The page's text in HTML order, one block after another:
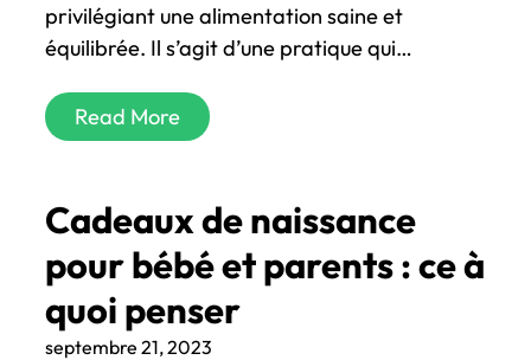
privilégiant une alimentation saine et
équilibrée. Il s’agit d’une pratique qui…
Read More
Cadeaux de naissance
pour bébé et parents : ce à
quoi penser
septembre 21, 2023